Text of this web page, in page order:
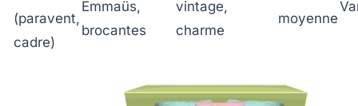
(paravent,
cadre)
Emmaüs,
brocantes
vintage,
charme
moyenne